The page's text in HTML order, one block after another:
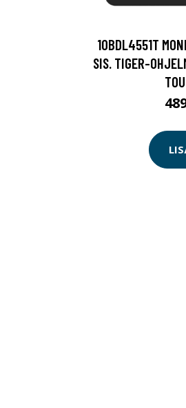
10BDL4551T
SIS. TIGER-